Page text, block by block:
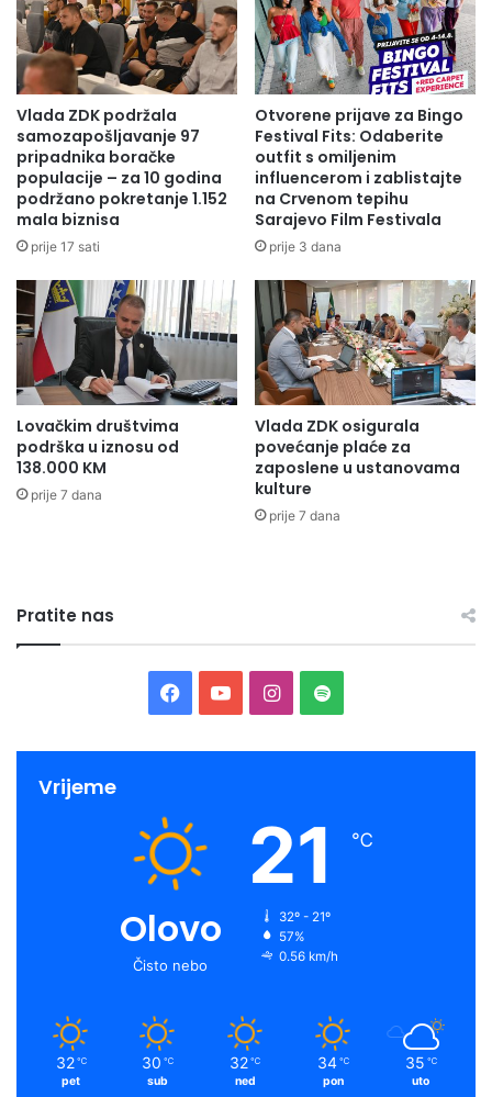
Vlada ZDK podržala
samozapošljavanje 97
pripadnika boračke
populacije – za 10 godina
podržano pokretanje 1.152
mala biznisa
prije 17 sati
Otvorene prijave za Bingo
Festival Fits: Odaberite
outfit s omiljenim
influencerom i zablistajte
na Crvenom tepihu
Sarajevo Film Festivala
prije 3 dana
Lovačkim društvima
podrška u iznosu od
138.000 KM
prije 7 dana
Vlada ZDK osigurala
povećanje plaće za
zaposlene u ustanovama
kulture
prije 7 dana
Pratite nas
Facebook
YouTubeInstagram
Spotify
Vrijeme
Olovo
Čisto nebo
21 ℃
32º - 21º
57%
0.56 km/h
32 ℃
pet
30 ℃
sub
32 ℃
ned
34 ℃
pon
35 ℃
uto